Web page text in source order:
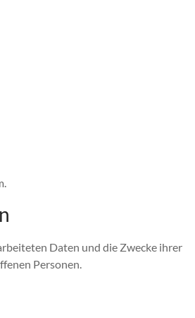
Daten und die Zwecke ihrer
Personen.